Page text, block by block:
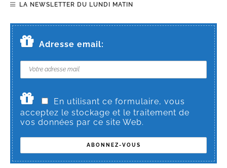
LA NEWSLETTER DU LUNDI MATIN
Adresse email:
En utilisant ce formulaire, vous
acceptez le stockage et le traitement de
vos données par ce site Web.